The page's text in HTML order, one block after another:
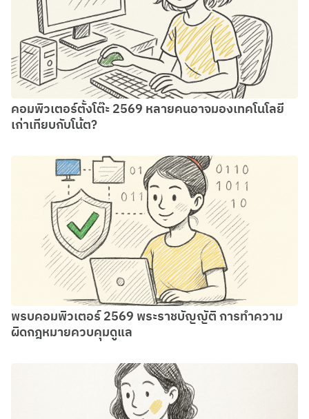
คอมพิวเตอร์ตั้งโต๊ะ 2569 หลายคนอาจมองเทคโนโลยี
เก่าเทียบกับโน้ต?
พรบคอมพิวเตอร์ 2569 พระราชบัญญัติ การทำความ
ผิดกฎหมายควบคุมดูแล